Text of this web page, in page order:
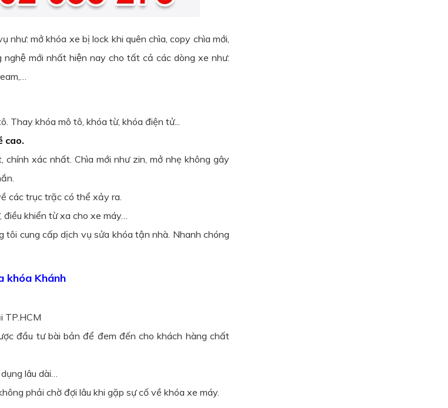
như: mở khóa xe bị lock khi quên chìa, copy chìa mới,
mới nhất hiện nay cho tất cả các dòng xe như:
Thay khóa mô tô, khóa từ, khóa điện tử...
cao.
xác nhất. Chìa mới như zin, mở nhẹ không gây
các trục trặc có thể xảy ra.
khiển từ xa cho xe máy…
tôi cung cấp dịch vụ sửa khóa tận nhà. Nhanh chóng
khóa Khánh
TP.HCM
đầu tư bài bản để đem đến cho khách hàng chất
lâu dài…
phải chờ đợi lâu khi gặp sự cố về khóa xe máy.